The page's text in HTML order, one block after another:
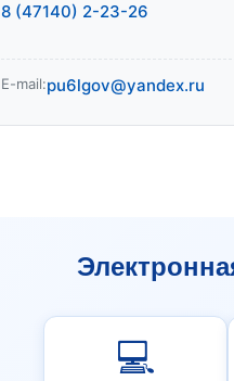
8 (47140) 2-23-26
E-mail:pu6lgov@yandex.ru
💻